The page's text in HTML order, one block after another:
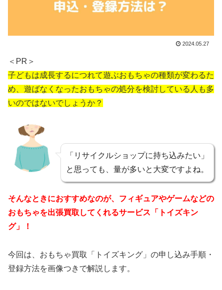
2024.05.27
＜PR＞
子どもは成長するにつれて遊ぶおもちゃの種類が変わるた
め、遊ばなくなったおもちゃの処分を検討している人も多
いのではないでしょうか？
「リサイクルショップに持ち込みたい」
と思っても、量が多いと大変ですよね。
そんなときにおすすめなのが、フィギュアやゲームなどの
おもちゃを出張買取してくれるサービス「トイズキン
グ」！
今回は、おもちゃ買取「トイズキング」の申し込み手順・
登録方法を画像つきで解説します。